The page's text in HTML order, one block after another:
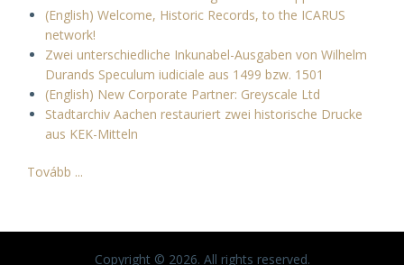
(English) Welcome, Historic Records, to the ICARUS
network!
Zwei unterschiedliche Inkunabel-Ausgaben von Wilhelm
Durands Speculum iudiciale aus 1499 bzw. 1501
(English) New Corporate Partner: Greyscale Ltd
Stadtarchiv Aachen restauriert zwei historische Drucke
aus KEK-Mitteln
Tovább ...
Copyright © 2026. All rights reserved.